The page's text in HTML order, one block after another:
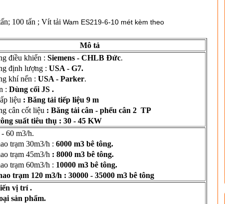
100 tấn ; Vít tải Wam ES219-6-10 mét kèm theo
Mô tả
điều khiển : Siemens - CHLB Đức.
định lượng : USA - G7.
khí nến : USA - Parker.
: Dùng cối JS .
liệu : Băng tải tiếp liệu 9 m
cân cốt liệu : Băng tải cân - phểu cân 2 TP
suất tiêu thụ : 30 - 45 KW
60 m3/h.
trạm 30m3/h : 6000 m3 bê tông.
trạm 45m3/h : 8000 m3 bê tông.
trạm 60m3/h : 10000 m3 bê tông.
trạm 120 m3/h : 30000 - 35000 m3 bê tông
vị trí .
sản phẩm.